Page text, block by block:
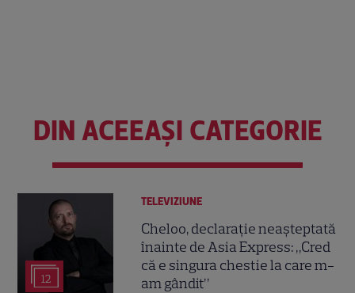
DIN ACEEAȘI CATEGORIE
12
TELEVIZIUNE
Cheloo, declarație neașteptată
înainte de Asia Express: „Cred
că e singura chestie la care m-
am gândit”